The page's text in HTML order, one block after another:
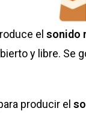
el sonido
y libre. Se
producir el